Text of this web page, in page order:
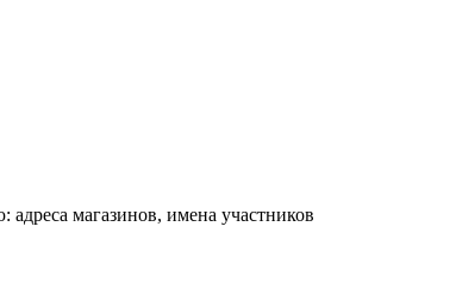
магазинов, имена участников